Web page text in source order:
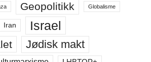
Geopolitikk Globalisme
Iran Israel
Jødisk makt